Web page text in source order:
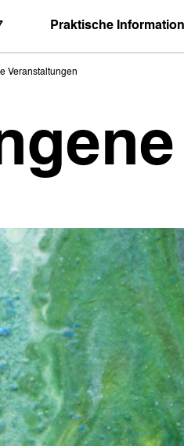
Praktische
Veranstaltungen